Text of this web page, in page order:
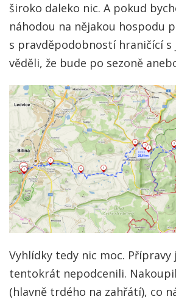
široko daleko nic. A pokud
náhodou na nějakou hospodu
s pravděpodobností hraničící
věděli, že bude po sezoně
Vyhlídky tedy nic moc.
tentokrát nepodcenili.
(hlavně trdého na zahřátí), co